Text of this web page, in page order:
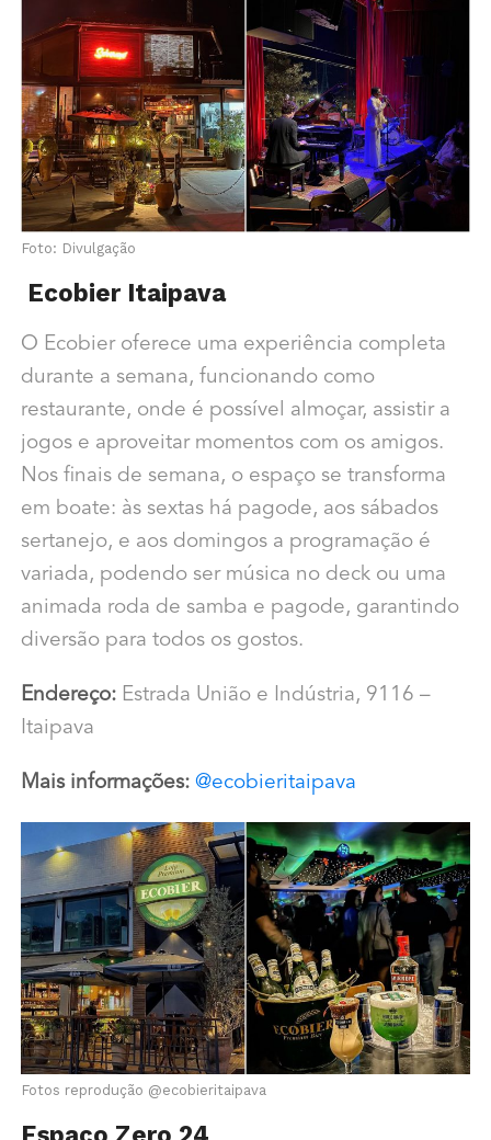
Foto: Divulgação
Ecobier Itaipava
O Ecobier oferece uma experiência completa
durante a semana, funcionando como
restaurante, onde é possível almoçar, assistir a
jogos e aproveitar momentos com os amigos.
Nos finais de semana, o espaço se transforma
em boate: às sextas há pagode, aos sábados
sertanejo, e aos domingos a programação é
variada, podendo ser música no deck ou uma
animada roda de samba e pagode, garantindo
diversão para todos os gostos.
Endereço:Estrada União e Indústria, 9116 –
Itaipava
Mais informações:@ecobieritaipava
Fotos reprodução @ecobieritaipava